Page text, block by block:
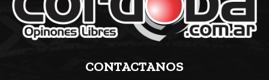
CONTACTANOS